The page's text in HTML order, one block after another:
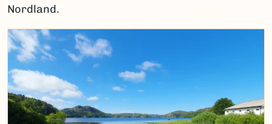
Nordland.